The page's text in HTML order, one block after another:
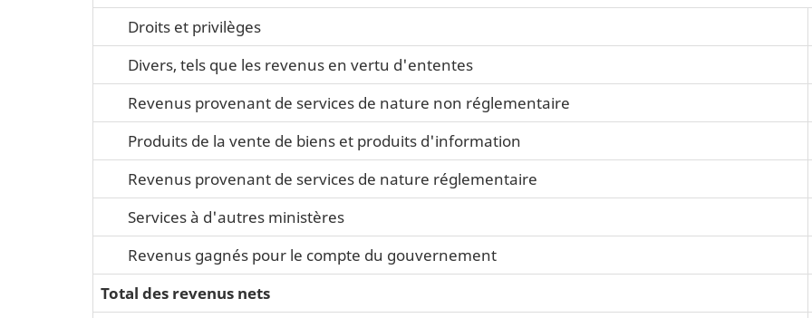
Droits et privilèges
Divers, tels que les revenus en vertu d'ententes
Revenus provenant de services de nature non réglementaire
Produits de la vente de biens et produits d'information
Revenus provenant de services de nature réglementaire
Services à d'autres ministères
Revenus gagnés pour le compte du gouvernement
Total des revenus nets